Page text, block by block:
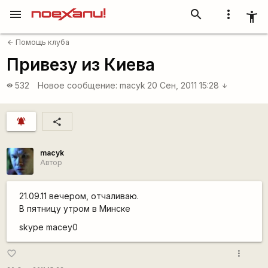
more_vert accessibility_new
search
menu
arrow_back Помощь клуба
Привезу из Киева
visibility 532 Новое сообщение: macyk 20 Сен, 2011 15:28 arrow_downward
notifications_active share
macyk
Автор
21.09.11 вечером, отчаливаю.
В пятницу утром в Минске
skype macey0
favorite_border more_vert